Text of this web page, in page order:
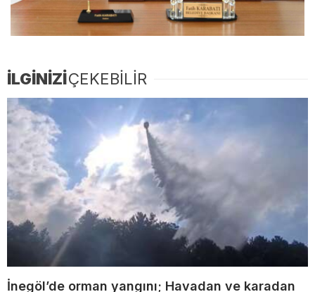
İLGİNİZİÇEKEBİLİR
İnegöl’de orman yangını; Havadan ve karadan